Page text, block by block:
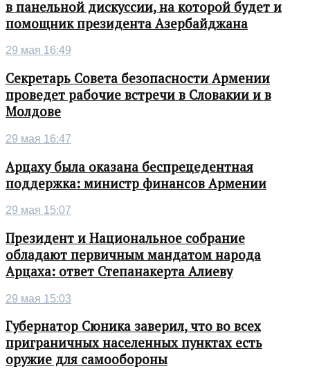
в панельной дискуссии, на которой будет и
помощник президента Азербайджана
29 мая 16:49
Секретарь Совета безопасности Армении
проведет рабочие встречи в Словакии и в
Молдове
29 мая 16:47
Арцаху была оказана беспрецедентная
поддержка: министр финансов Армении
29 мая 15:07
Президент и Национальное собрание
обладают первичным мандатом народа
Арцаха: ответ Степанакерта Алиеву
29 мая 15:03
Губернатор Сюника заверил, что во всех
приграничных населенных пунктах есть
оружие для самообороны